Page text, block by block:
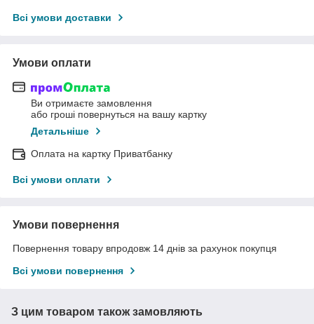
Всі умови доставки
Умови оплати
Ви отримаєте замовлення
або гроші повернуться на вашу картку
Детальніше
Оплата на картку Приватбанку
Всі умови оплати
Умови повернення
Повернення товару впродовж 14 днів за рахунок покупця
Всі умови повернення
З цим товаром також замовляють